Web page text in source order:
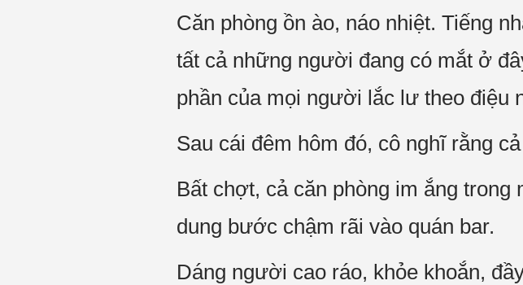
Căn phòng ồn ào, náo nhiệt. Tiếng
tất cả những người đang có mắt ở
phần của mọi người lắc lư theo điệu
Sau cái đêm hôm đó, cô nghĩ rằng
Bất chợt, cả căn phòng im ắng
dung bước chậm rãi vào quán bar.
Dáng người cao ráo, khỏe khoắn,